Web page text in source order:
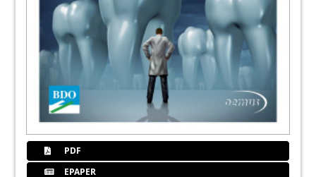
PDF
EPAPER